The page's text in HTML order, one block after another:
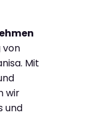
von
Mit
wir
und